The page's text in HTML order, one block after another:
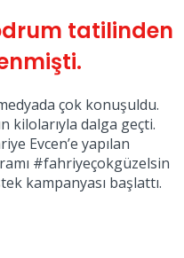
tatilinden
çok konuşuldu.
kilolarıyla dalga geçti.
Evcen’e yapılan
#fahriyeçokgüzelsin
kampanyası başlattı.